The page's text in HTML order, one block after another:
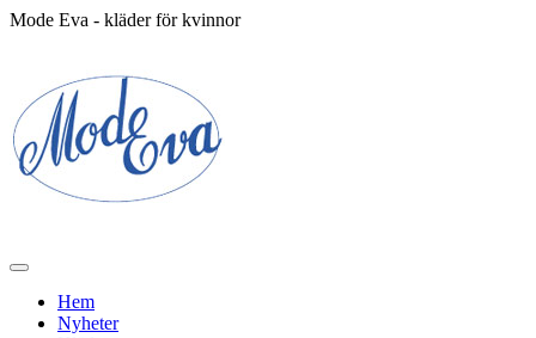
Mode Eva - kläder för kvinnor
Hem
Nyheter